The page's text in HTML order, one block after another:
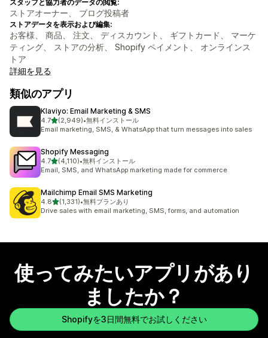
スタッフと協力者のデータの閲覧:
ストアオーナー、 ブログ投稿者
ストアデータを表示および編集:
お客様、 商品、 注文、 ディスカウント、 ギフトカード、 マーケ
ティング、 ストアの分析、 Shopify ペイメント、 オンラインス
トア
詳細を見る
類似のアプリ
Klaviyo: Email Marketing & SMS
4.75つ星中
(2,949)
合計レビュー数：2949件
•無料インストール
Email marketing, SMS, & WhatsApp that turn messages into sales
Shopify Messaging
4.75つ星中
(4,110)
合計レビュー数：4110件
•無料インストール
Email, SMS, and WhatsApp marketing made for commerce
Mailchimp Email SMS Marketing
4.85つ星中
(1,331)
合計レビュー数：1331件
•無料プランあり
Drive sales with email marketing, SMS, forms, and automation
使ってみたいアプリがあり
ましたか？
Shopifyを3日間無料でお試しください